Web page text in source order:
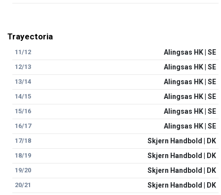
Trayectoria
11/12 Alingsas HK | SE
12/13 Alingsas HK | SE
13/14 Alingsas HK | SE
14/15 Alingsas HK | SE
15/16 Alingsas HK | SE
16/17 Alingsas HK | SE
17/18 Skjern Handbold | DK
18/19 Skjern Handbold | DK
19/20 Skjern Handbold | DK
20/21 Skjern Handbold | DK